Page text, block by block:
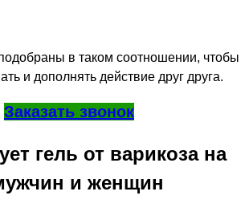
в таком соотношении, чтобы
и дополнять действие друг друга.
Заказать звонок
гель от варикоза на
и женщин